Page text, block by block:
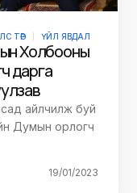
ТӨР ҮЙЛ ЯВДАЛ
ын Холбооны
дарга
айлчилж буй
Думын орлогч
19/01/2023